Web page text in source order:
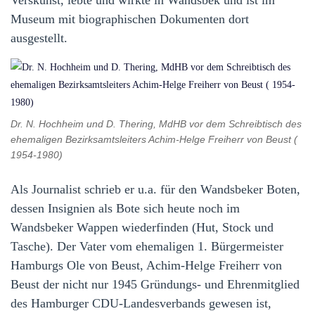
Museum mit biographischen Dokumenten dort
ausgestellt.
Dr. N. Hochheim und D. Thering, MdHB vor dem Schreibtisch des
ehemaligen Bezirksamtsleiters Achim-Helge Freiherr von Beust (
1954-1980)
Als Journalist schrieb er u.a. für den Wandsbeker Boten,
dessen Insignien als Bote sich heute noch im
Wandsbeker Wappen wiederfinden (Hut, Stock und
Tasche). Der Vater vom ehemaligen 1. Bürgermeister
Hamburgs Ole von Beust, Achim-Helge Freiherr von
Beust der nicht nur 1945 Gründungs- und Ehrenmitglied
des Hamburger CDU-Landesverbands gewesen ist,